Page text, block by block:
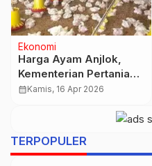
Otobiz
VinFast Catat 2.048 SPK
di IIMS 2026, Limo
Green Paling Diburu
calendar_monthJumat, 6 Mar 2026
TERPOPULER